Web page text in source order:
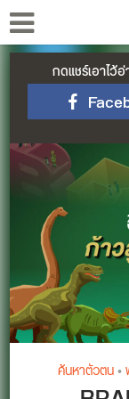
กดแชร์เอาไว้
ค้นหาตัวตน•